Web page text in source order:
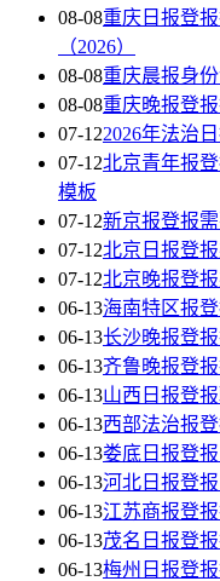
08-08重庆日报登
（2026）
08-08重庆晨报身
08-08重庆晚报登
07-122026年法治
07-12北京青年报
模板
07-12新京报登报
07-12北京日报登
07-12北京晚报登
06-13海南特区报
06-13长沙晚报登
06-13齐鲁晚报登
06-13山西日报登
06-13西部法治报
06-13娄底日报登
06-13河北日报登
06-13江苏商报登
06-13茂名日报登
06-13梅州日报登